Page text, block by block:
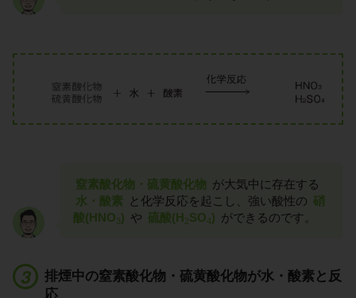
窒素酸化物・硫黄酸化物 が大気中に存在する
水・酸素 と化学反応を起こし、強い酸性の 硝
酸(HNO3) や 硫酸(H2SO4) ができるのです。
排煙中の窒素酸化物・硫黄酸化物が水・酸素と反
応